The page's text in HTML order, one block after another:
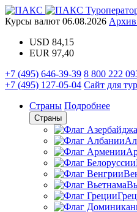
Курсы валют 06.08.2026
USD 84,15
EUR 97,40
+7 (495) 646-39-39 8 800 222
+7 (495) 127-05-04 Сайт для
Страны Подробнее
Страны